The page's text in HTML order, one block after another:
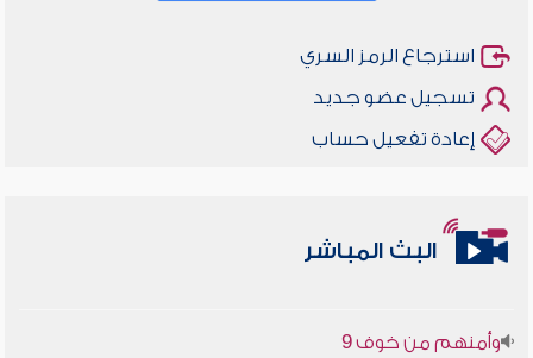
استرجاع الرمز السري
تسجيل عضو جديد
إعادة تفعيل حساب
البث المباشر
أخلاقنا أصالة ومعاصرة